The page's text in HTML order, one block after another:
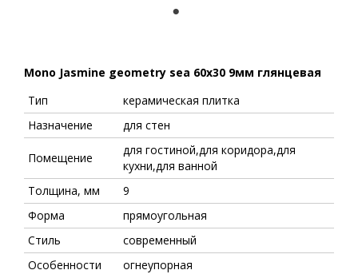
Mono Jasmine geometry sea 60x30 9мм глянцевая
Тип
керамическая плитка
Назначение
для стен
Помещение
для гостиной,для коридора,для
кухни,для ванной
Толщина, мм
9
Форма
прямоугольная
Стиль
современный
Особенности
огнеупорная